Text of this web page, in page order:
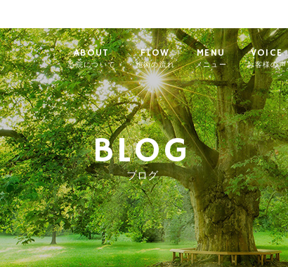
ABOUT
当院について
FLOW
施術の流れ
MENU
メニュー
VOICE
お客様の声
BLOG
ブログ